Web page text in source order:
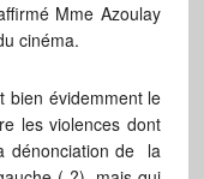
Mme Azoulay
cinéma.
bien évidemment le
les violences dont
dénonciation de la